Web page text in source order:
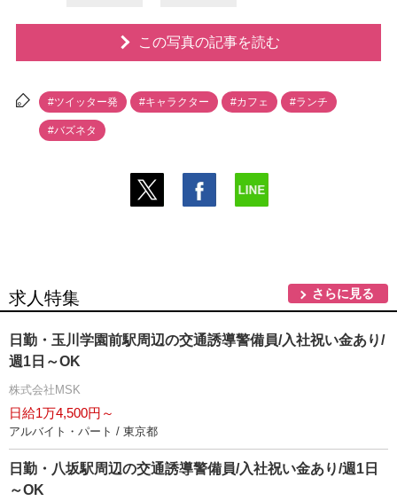
この写真の記事を読む
#ツイッター発 #キャラクター #カフェ #ランチ
#バズネタ
求人特集 さらに見る
日勤・玉川学園前駅周辺の交通誘導警備員/入社祝い金あり/
週1日～OK
株式会社MSK
日給1万4,500円～
アルバイト・パート / 東京都
日勤・八坂駅周辺の交通誘導警備員/入社祝い金あり/週1日
～OK